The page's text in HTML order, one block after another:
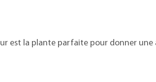
est la plante parfaite pour donner